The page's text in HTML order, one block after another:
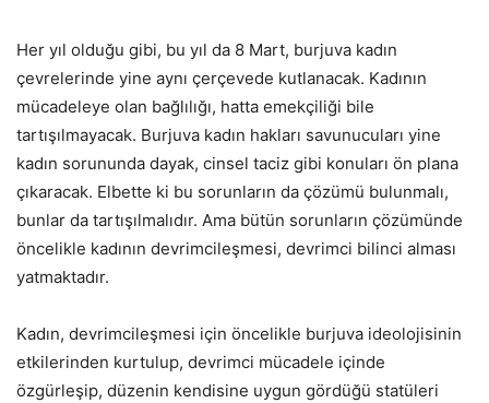
Her yıl olduğu gibi, bu yıl da 8 Mart, burjuva kadın
çevrelerinde yine aynı çerçevede kutlanacak. Kadının
mücadeleye olan bağlılığı, hatta emekçiliği bile
tartışılmayacak. Burjuva kadın hakları savunucuları yine
kadın sorununda dayak, cinsel taciz gibi konuları ön plana
çıkaracak. Elbette ki bu sorunların da çözümü bulunmalı,
bunlar da tartışılmalıdır. Ama bütün sorunların çözümünde
öncelikle kadının devrimcileşmesi, devrimci bilinci alması
yatmaktadır.
Kadın, devrimcileşmesi için öncelikle burjuva ideolojisinin
etkilerinden kurtulup, devrimci mücadele içinde
özgürleşip, düzenin kendisine uygun gördüğü statüleri